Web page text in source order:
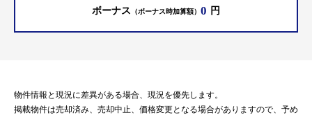
ボーナス （ボーナス時加算額） 0 円
物件情報と現況に差異がある場合、現況を優先します。
掲載物件は売却済み、売却中止、価格変更となる場合がありますので、予め